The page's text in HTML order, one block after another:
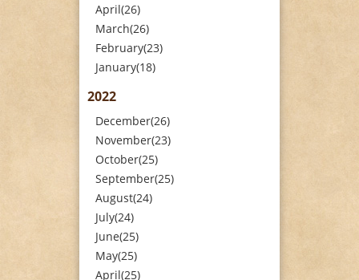
April(26)
March(26)
February(23)
January(18)
2022
December(26)
November(23)
October(25)
September(25)
August(24)
July(24)
June(25)
May(25)
April(25)